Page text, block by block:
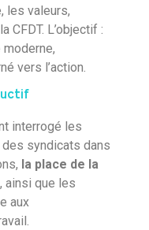
les valeurs,
CFDT. L’objectif :
vers l’action.
interrogé les
syndicats dans
la place de la
, ainsi que les
aux